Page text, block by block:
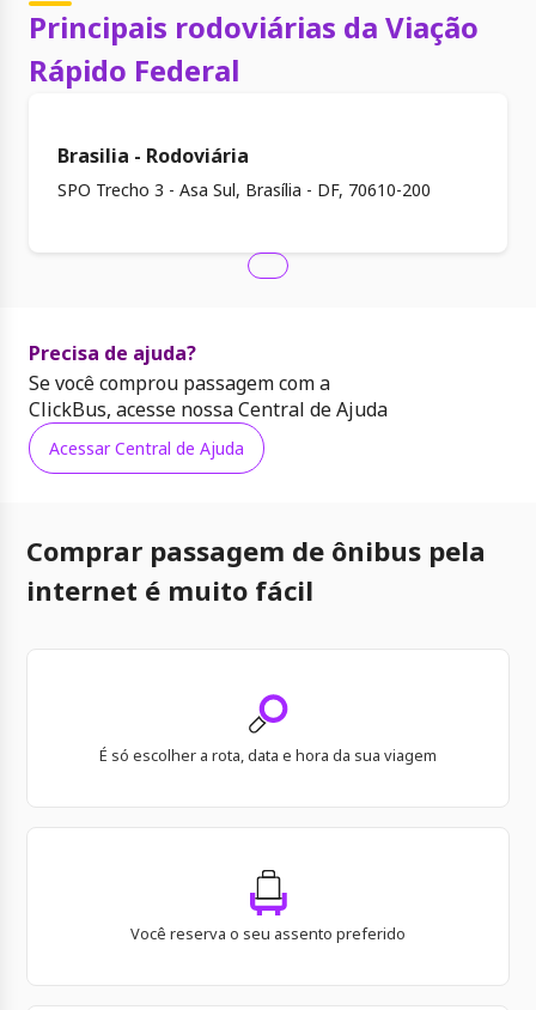
Principais rodoviárias da Viação
Rápido Federal
Brasilia - Rodoviária
SPO Trecho 3 - Asa Sul, Brasília - DF, 70610-200
Precisa de ajuda?
Se você comprou passagem com a
ClickBus, acesse nossa Central de Ajuda
Acessar Central de Ajuda
Comprar passagem de ônibus pela
internet é muito fácil
É só escolher a rota, data e hora da sua viagem
Você reserva o seu assento preferido